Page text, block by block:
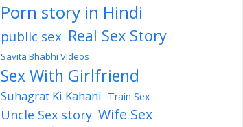
Porn story in Hindi
public sex Real Sex Story
Savita Bhabhi Videos
Sex With Girlfriend
Suhagrat Ki Kahani Train Sex
Uncle Sex story Wife Sex